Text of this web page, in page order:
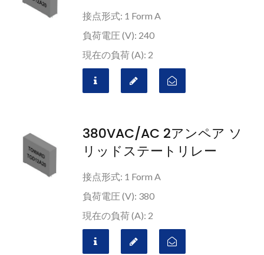
接点形式: 1 Form A
負荷電圧 (V): 240
現在の負荷 (A): 2
380VAC/AC 2アンペア ソ
リッドステートリレー
接点形式: 1 Form A
負荷電圧 (V): 380
現在の負荷 (A): 2